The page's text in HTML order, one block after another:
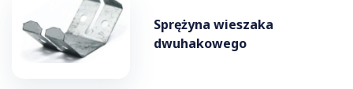
Sprężyna wieszaka
dwuhakowego